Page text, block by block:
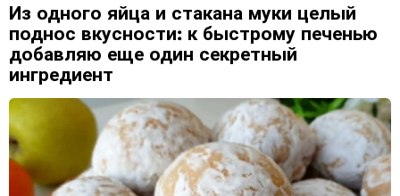
Из одного яйца и стакана муки целый
поднос вкусности: к быстрому печенью
добавляю еще один секретный
ингредиент